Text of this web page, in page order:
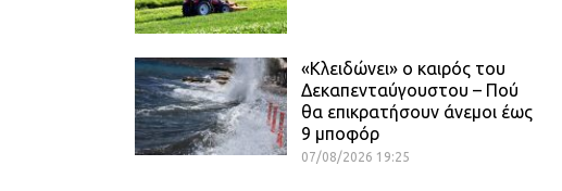
«Κλειδώνει» ο καιρός του
Δεκαπενταύγουστου – Πού
θα επικρατήσουν άνεμοι έως
9 μποφόρ
07/08/2026 19:25